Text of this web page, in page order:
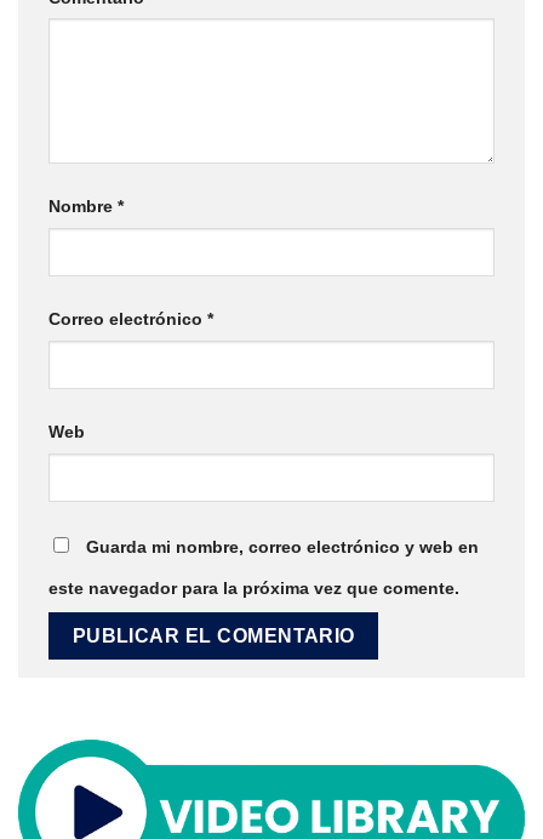
Nombre *
Correo electrónico *
Web
Guarda mi nombre, correo electrónico y web en
este navegador para la próxima vez que comente.